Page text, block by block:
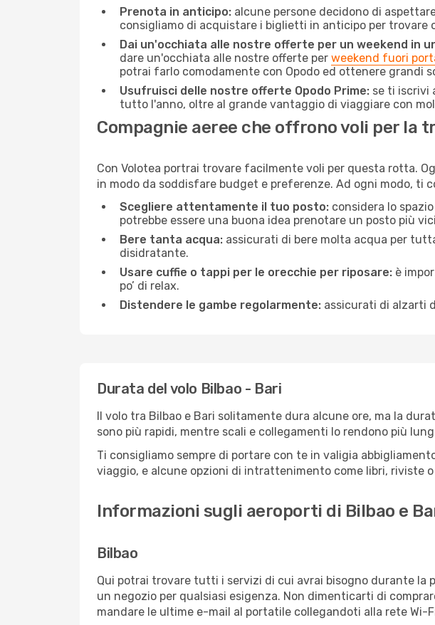
Prenota in anticipo: alcune persone decidono di
consigliamo di acquistare i biglietti in anticipo per
Dai un'occhiata alle nostre offerte per un weekend in
dare un'occhiata alle nostre offerte per weekend fuori
potrai farlo comodamente con Opodo ed ottenere grandi
Usufruisci delle nostre offerte Opodo Prime: se ti iscrivi
tutto l'anno, oltre al grande vantaggio di viaggiare con
Compagnie aeree che offrono voli per la
Con Volotea portrai trovare facilmente voli per questa rotta.
in modo da soddisfare budget e preferenze. Ad ogni modo, ti
Scegliere attentamente il tuo posto: considera lo
potrebbe essere una buona idea prenotare un posto più
Bere tanta acqua: assicurati di bere molta acqua per
disidratante.
Usare cuffie o tappi per le orecchie per riposare: è
po’ di relax.
Distendere le gambe regolarmente: assicurati di alzarti
Durata del volo Bilbao - Bari
Il volo tra Bilbao e Bari solitamente dura alcune ore, ma la
sono più rapidi, mentre scali e collegamenti lo rendono più
Ti consigliamo sempre di portare con te in valigia
viaggio, e alcune opzioni di intrattenimento come libri, riviste o
Informazioni sugli aeroporti di Bilbao e
Bilbao
Qui potrai trovare tutti i servizi di cui avrai bisogno durante la
un negozio per qualsiasi esigenza. Non dimenticarti di
mandare le ultime e-mail al portatile collegandoti alla rete